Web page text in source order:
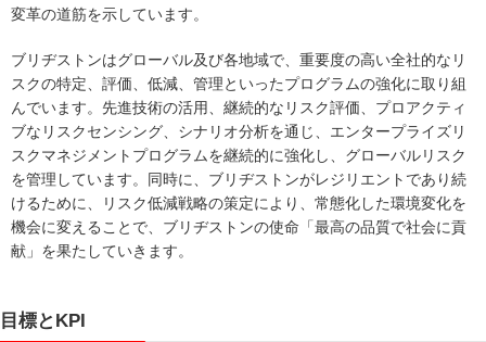
変革の道筋を示しています。
ブリヂストンはグローバル及び各地域で、重要度の高い全社的なリ
スクの特定、評価、低減、管理といったプログラムの強化に取り組
んでいます。先進技術の活用、継続的なリスク評価、プロアクティ
ブなリスクセンシング、シナリオ分析を通じ、エンタープライズリ
スクマネジメントプログラムを継続的に強化し、グローバルリスク
を管理しています。同時に、ブリヂストンがレジリエントであり続
けるために、リスク低減戦略の策定により、常態化した環境変化を
機会に変えることで、ブリヂストンの使命「最高の品質で社会に貢
献」を果たしていきます。
目標とKPI